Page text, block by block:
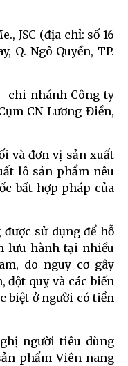
JSC (địa chỉ: số 16
Q. Ngô Quyền, TP.
chi nhánh Công ty
CN Lương Điền,
và đơn vị sản xuất
lô sản phẩm nêu
bất hợp pháp của
sử dụng để hỗ
lưu hành tại nhiều
do nguy cơ gây
đột quỵ và các biến
biệt ở người có tiền
người tiêu dùng
phẩm Viên nang